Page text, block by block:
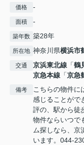
価格 -
面積 -
築年数 築28年
所在地 神奈川県横浜市
交通 京浜東北線 「鶴
京急本線 「京急
備考
こちらの物件に
感じることがで
評の、駅から徒
物件ならいつで
ム探しなら、京
います。044-